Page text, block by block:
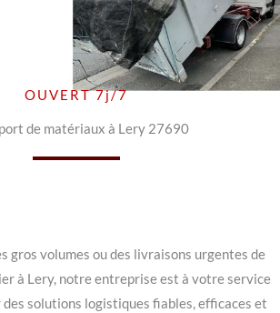
OUVERT 7j/7
de matériaux à Lery 27690
gros volumes ou des livraisons urgentes de
à Lery, notre entreprise est à votre service
des solutions logistiques fiables, efficaces et